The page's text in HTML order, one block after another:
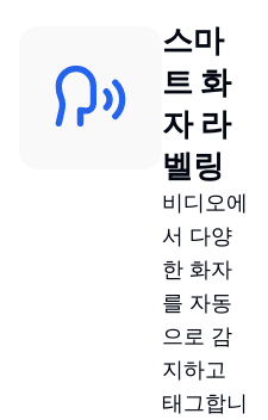
스마
트 화
자 라
벨링
비디오에
서 다양
한 화자
를 자동
으로 감
지하고
태그합니